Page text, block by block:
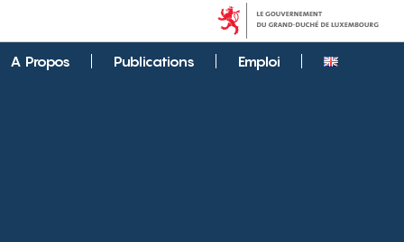
A Propos Publications Emploi